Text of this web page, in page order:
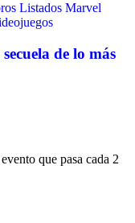
Listados Marvel
de lo más
que pasa cada 2